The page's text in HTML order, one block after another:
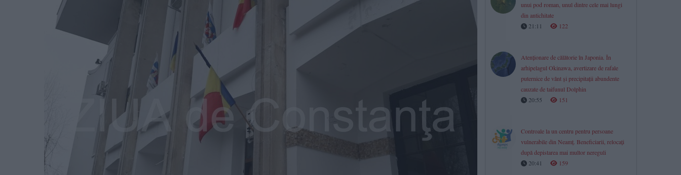
unui pod roman, unul dintre cele mai lungi
din antichitate
21:11
122
Atenționare de călătorie în Japonia. În
arhipelagul Okinawa, avertizare de rafale
puternice de vânt și precipitații abundente
cauzate de taifunul Dolphin
20:55
151
Controale la un centru pentru persoane
vulnerabile din Neamț. Beneficiarii, relocați
după depistarea mai multor nereguli
20:41
159